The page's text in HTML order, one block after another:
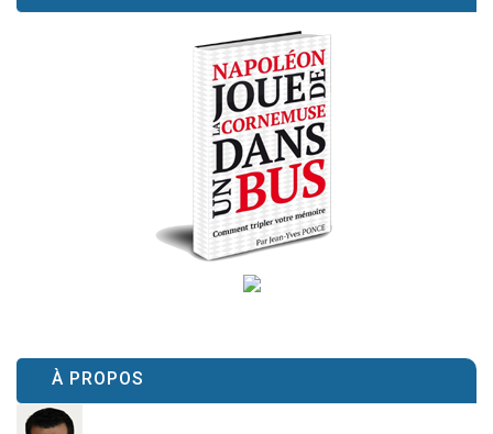
À PROPOS